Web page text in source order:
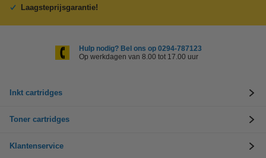
Laagsteprijsgarantie!
Hulp nodig? Bel ons op 0294-787123
Op werkdagen van 8.00 tot 17.00 uur
Inkt cartridges
Toner cartridges
Klantenservice